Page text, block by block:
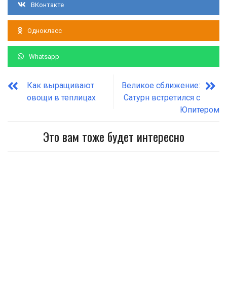
ВКонтакте
Однокласс
Whatsapp
Как выращивают
овощи в теплицах
Великое сближение:
Сатурн встретился с
Юпитером
Это вам тоже будет интересно